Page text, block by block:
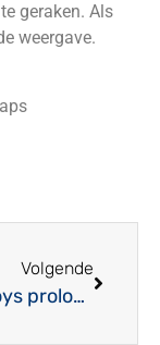
geraken. Als
weergave.
Volgende
Hapse Boys prolongeert rode lantaarn!